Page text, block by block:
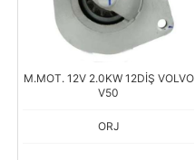
M.MOT. 12V 2.0KW 12DİŞ VOLVO
V50
ORJ